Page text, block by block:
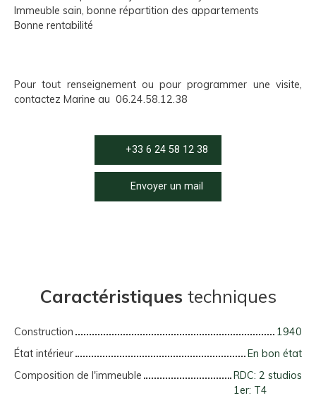
Immeuble sain, bonne répartition des appartements
Bonne rentabilité
Pour tout renseignement ou pour programmer une visite,
contactez Marine au 06.24.58.12.38
+33 6 24 58 12 38
Envoyer un mail
Caractéristiques techniques
Construction
1940
État intérieur
En bon état
Composition de l'immeuble
RDC: 2 studios
1er: T4